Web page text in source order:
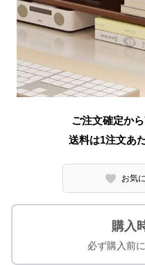
ご注文確定か
送料は1注文あ
お気
購入
必ず購入前